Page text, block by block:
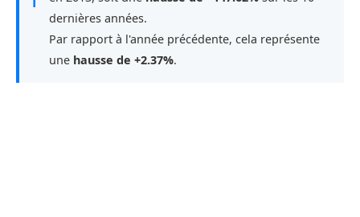
dernières années.
Par rapport à l'année précédente, cela représente
une hausse de +2.37%.